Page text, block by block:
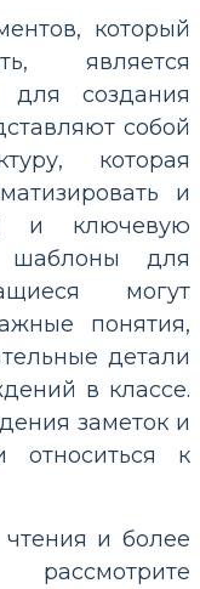
который
является
для создания
собой
которая
и
и ключевую
шаблоны для
могут
понятия,
детали
в классе.
заметок и
относиться к
и более